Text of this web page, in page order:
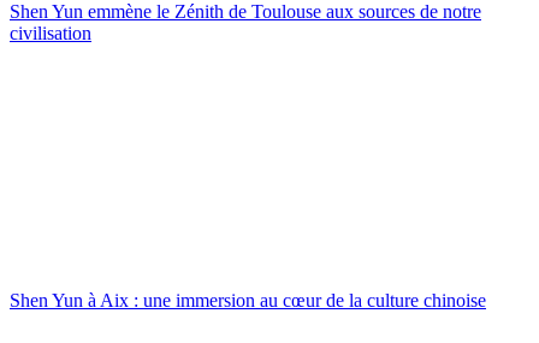
Shen Yun emmène le Zénith de Toulouse aux sources de notre
civilisation
Shen Yun à Aix : une immersion au cœur de la culture chinoise